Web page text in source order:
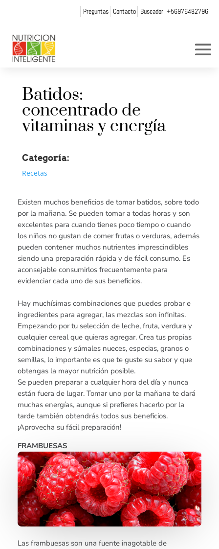
Preguntas Contacto Buscador +56976482796
Batidos:
concentrado de
vitaminas y energía
Categoría:
Recetas
Existen muchos beneficios de tomar batidos, sobre todo
por la mañana. Se pueden tomar a todas horas y son
excelentes para cuando tienes poco tiempo o cuando
los niños no gustan de comer frutas o verduras, además
pueden contener muchos nutrientes imprescindibles
siendo una preparación rápida y de fácil consumo. Es
aconsejable consumirlos frecuentemente para
evidenciar cada uno de sus beneficios.
Hay muchísimas combinaciones que puedes probar e
ingredientes para agregar, las mezclas son infinitas.
Empezando por tu selección de leche, fruta, verdura y
cualquier cereal que quieras agregar. Crea tus propias
combinaciones y súmales nueces, especias, granos o
semillas, lo importante es que te guste su sabor y que
obtengas la mayor nutrición posible.
Se pueden preparar a cualquier hora del día y nunca
están fuera de lugar. Tomar uno por la mañana te dará
muchas energías, aunque si prefieres hacerlo por la
tarde también obtendrás todos sus beneficios.
¡Aprovecha su fácil preparación!
FRAMBUESAS
Las frambuesas son una fuente inagotable de